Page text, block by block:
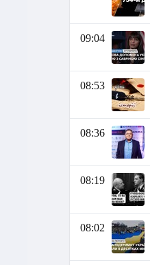
09:04
08:53
08:36
08:19
08:02